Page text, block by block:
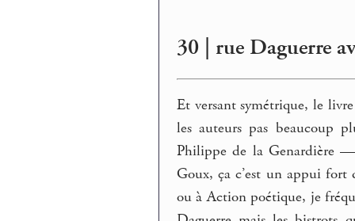
30 | rue Daguerre
Et versant symétrique, le
les auteurs pas beaucoup
Philippe de la Genardière
Goux, ça c’est un appui fort
ou à Action poétique, je